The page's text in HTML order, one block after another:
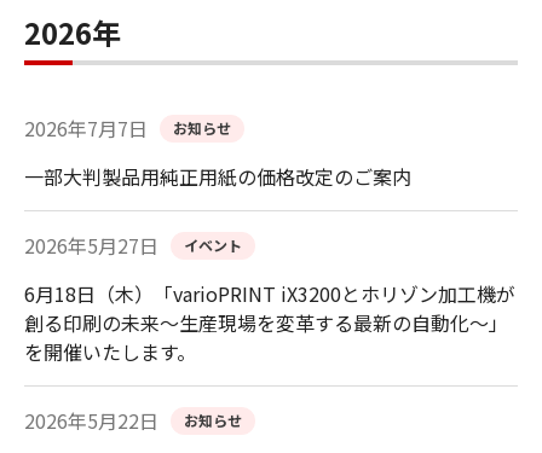
2026年
2026年7月7日 お知らせ
一部大判製品用純正用紙の価格改定のご案内
2026年5月27日 イベント
6月18日（木）「varioPRINT iX3200とホリゾン加工機が
創る印刷の未来～生産現場を変革する最新の自動化～」
を開催いたします。
2026年5月22日 お知らせ